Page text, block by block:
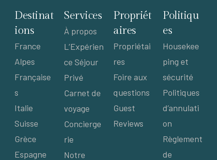
Destinat
ions
France
Alpes
Française
s
Italie
Suisse
Grèce
Espagne
Services
À propos
L’Expérien
ce Séjour
Privé
Carnet de
voyage
Concierge
rie
Notre
Propriét
aires
Propriétai
res
Foire aux
questions
Guest
Reviews
Politiqu
es
Housekee
ping et
sécurité
Politiques
d’annulati
on
Règlement
de